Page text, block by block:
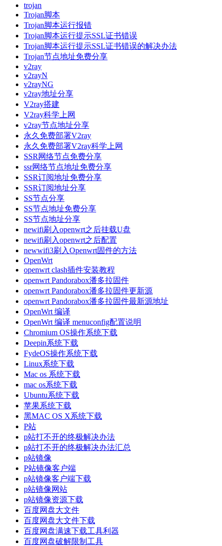
trojan
Trojan脚本
Trojan脚本运行报错
Trojan脚本运行提示SSL证书错误
Trojan脚本运行提示SSL证书错误的解决办法
Trojan节点地址免费分享
v2ray
v2rayN
v2rayNG
v2ray地址分享
V2ray搭建
V2ray科学上网
v2ray节点地址分享
永久免费部署V2ray
永久免费部署V2ray科学上网
SSR网络节点免费分享
ssr网络节点地址免费分享
SSR订阅地址免费分享
SSR订阅地址分享
SS节点分享
SS节点地址免费分享
SS节点地址分享
newifi刷入openwrt之后挂载U盘
newifi刷入openwrt之后配置
newwifi3刷入Openwrt固件的方法
OpenWrt
openwrt clash插件安装教程
openwrt Pandorabox潘多拉固件
openwrt Pandorabox潘多拉固件更新源
openwrt Pandorabox潘多拉固件最新源地址
OpenWrt 编译
OpenWrt 编译 menuconfig配置说明
Chromium OS操作系统下载
Deepin系统下载
FydeOS操作系统下载
Linux系统下载
Mac os 系统下载
mac os系统下载
Ubuntu系统下载
苹果系统下载
黑MAC OS X系统下载
P站
p站打不开的终极解决办法
p站打不开的终极解决办法汇总
p站镜像
P站镜像客户端
p站镜像客户端下载
p站镜像网站
p站镜像资源下载
百度网盘大文件
百度网盘大文件下载
百度网盘满速下载工具利器
百度网盘破解限制工具